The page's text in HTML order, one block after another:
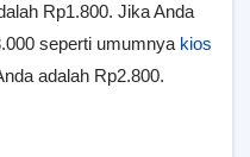
Rp1.800. Jika Anda
seperti umumnya kios
adalah Rp2.800.